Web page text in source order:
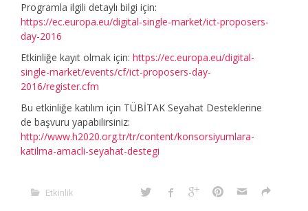
Programla ilgili detaylı bilgi için:
https://ec.europa.eu/digital-single-market/ict-proposers-
day-2016
Etkinliğe kayıt olmak için: https://ec.europa.eu/digital-
single-market/events/cf/ict-proposers-day-
2016/register.cfm
Bu etkinliğe katılım için TÜBİTAK Seyahat Desteklerine
de başvuru yapabilirsiniz:
http://www.h2020.org.tr/tr/content/konsorsiyumlara-
katilma-amacli-seyahat-destegi
Etkinlik